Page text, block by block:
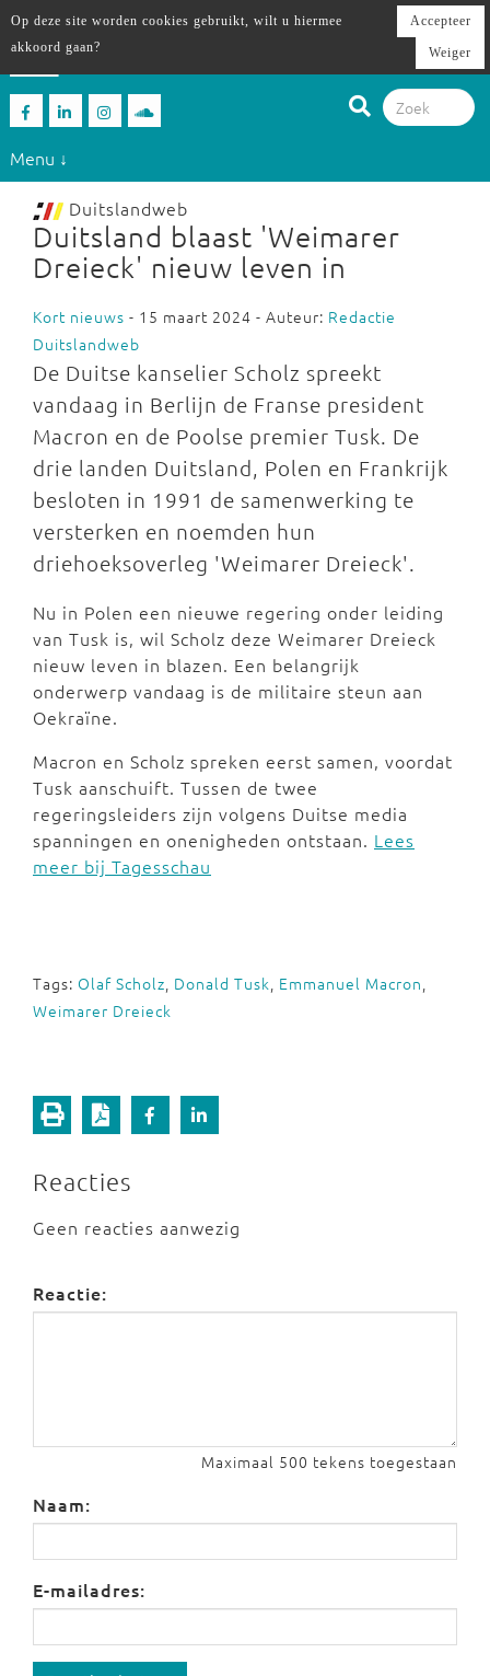
Menu ↓
Duitslandweb
Duitsland blaast 'Weimarer
Dreieck' nieuw leven in
Kort nieuws - 15 maart 2024 - Auteur: Redactie
Duitslandweb
De Duitse kanselier Scholz spreekt
vandaag in Berlijn de Franse president
Macron en de Poolse premier Tusk. De
drie landen Duitsland, Polen en Frankrijk
besloten in 1991 de samenwerking te
versterken en noemden hun
driehoeksoverleg 'Weimarer Dreieck'.
Nu in Polen een nieuwe regering onder leiding
van Tusk is, wil Scholz deze Weimarer Dreieck
nieuw leven in blazen. Een belangrijk
onderwerp vandaag is de militaire steun aan
Oekraïne.
Macron en Scholz spreken eerst samen, voordat
Tusk aanschuift. Tussen de twee
regeringsleiders zijn volgens Duitse media
spanningen en onenigheden ontstaan. Lees
meer bij Tagesschau
Tags: Olaf Scholz, Donald Tusk, Emmanuel Macron,
Weimarer Dreieck
Reacties
Geen reacties aanwezig
Reactie:
Maximaal 500 tekens toegestaan
Naam:
E-mailadres:
Op deze site worden cookies gebruikt, wilt u hiermee
akkoord gaan?
Accepteer
Weiger